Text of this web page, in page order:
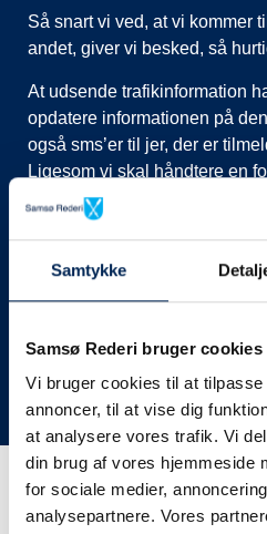
Samtykke
Samsø Rederi bruger cookies
Vi bruger cookies til at
annoncer, til at vise dig
at analysere vores trafik. Vi
din brug af vores hjemmeside
for sociale medier,
analysepartnere. Vores
Så snart vi ved, at vi kommer
andet, giver vi besked, så
At udsende trafikinformation
opdatere informationen på
også sms’er til jer, der er
Ligesom vi skal håndtere en
ved at lukke afgange i vores
nye afgange, ringe til
her på siden og ikke ringe
har mere at fortælle end I kan
Vi takker for jeres forståelse.
Få